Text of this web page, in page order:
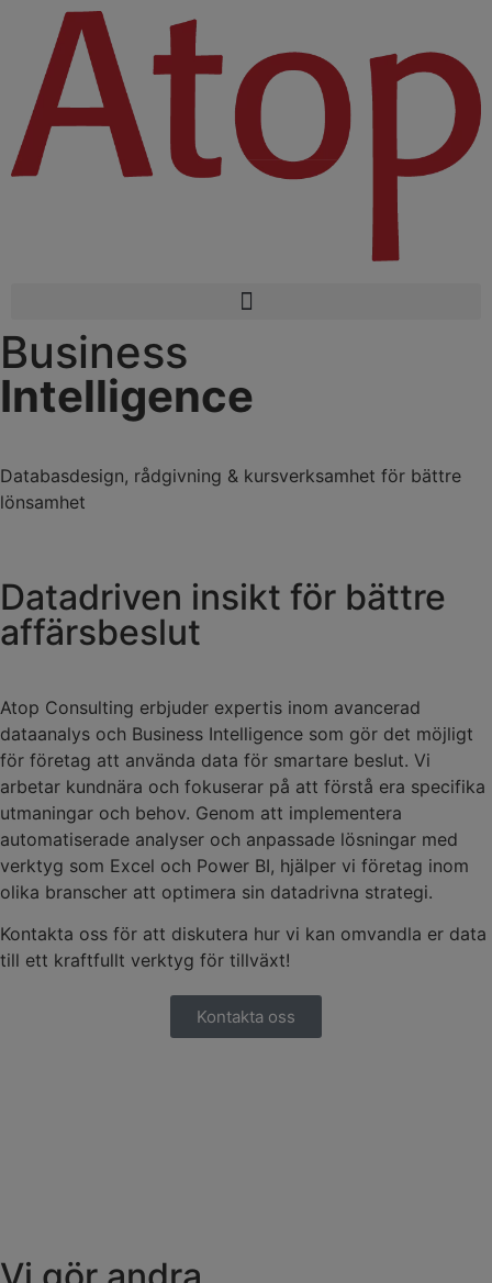
Business
Intelligence
Databasdesign, rådgivning & kursverksamhet för bättre
lönsamhet
Datadriven insikt för bättre
affärsbeslut
Atop Consulting erbjuder expertis inom avancerad
dataanalys och Business Intelligence som gör det möjligt
för företag att använda data för smartare beslut. Vi
arbetar kundnära och fokuserar på att förstå era specifika
utmaningar och behov. Genom att implementera
automatiserade analyser och anpassade lösningar med
verktyg som Excel och Power BI, hjälper vi företag inom
olika branscher att optimera sin datadrivna strategi.
Kontakta oss för att diskutera hur vi kan omvandla er data
till ett kraftfullt verktyg för tillväxt!
Kontakta oss